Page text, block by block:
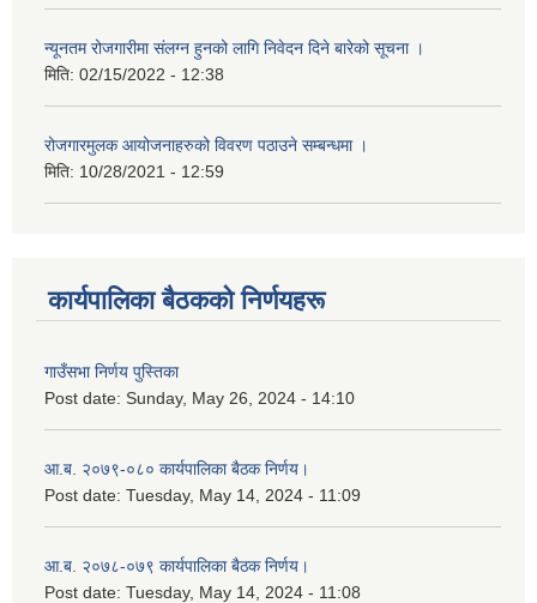
न्यूनतम रोजगारीमा संलग्न हुनको लागि निवेदन दिने बारेको सूचना ।
मिति: 02/15/2022 - 12:38
रोजगारमुलक आयोजनाहरुको विवरण पठाउने सम्बन्धमा ।
मिति: 10/28/2021 - 12:59
कार्यपालिका बैठकको निर्णयहरू
गाउँसभा निर्णय पुस्तिका
Post date: Sunday, May 26, 2024 - 14:10
आ.ब. २०७९-०८० कार्यपालिका बैठक निर्णय।
Post date: Tuesday, May 14, 2024 - 11:09
आ.ब. २०७८-०७९ कार्यपालिका बैठक निर्णय।
Post date: Tuesday, May 14, 2024 - 11:08